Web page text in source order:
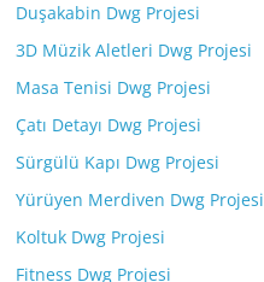
Duşakabin Dwg Projesi
3D Müzik Aletleri Dwg Projesi
Masa Tenisi Dwg Projesi
Çatı Detayı Dwg Projesi
Sürgülü Kapı Dwg Projesi
Yürüyen Merdiven Dwg Projesi
Koltuk Dwg Projesi
Fitness Dwg Projesi